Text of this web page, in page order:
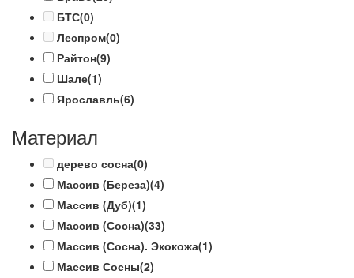
БТС(0)
Леспром(0)
Райтон(9)
Шале(1)
Ярославль(6)
Материал
дерево сосна(0)
Массив (Береза)(4)
Массив (Дуб)(1)
Массив (Сосна)(33)
Массив (Сосна). Экокожа(1)
Массив Сосны(2)